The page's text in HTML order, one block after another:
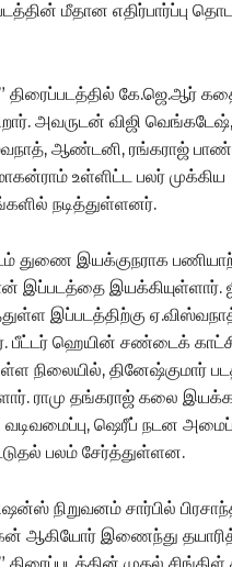
மீதான எதிர்பார்ப்பு
திரைப்படத்தில் கே.ஜெ.ஆர்
அவருடன் விஜி
ஆண்டனி, ரங்கராஜ்
உள்ளிட்ட பலர் முக்கிய
நடித்துள்ளனர்.
துணை இயக்குநராக
இப்படத்தை இயக்கியுள்ளார்.
இப்படத்திற்கு ஏ.விஸ்வநாத்
பீட்டர் ஹெயின் சண்டைக்
நிலையில், தினேஷ்குமார்
ராமு தங்கராஜ் கலை
ஷெரீப் நடன
பலம் சேர்த்துள்ளன.
நிறுவனம் சார்பில்
ஆகியோர் இணைந்து